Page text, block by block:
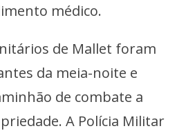
médico.
de Mallet foram
da meia-noite e
de combate a
A Polícia Militar